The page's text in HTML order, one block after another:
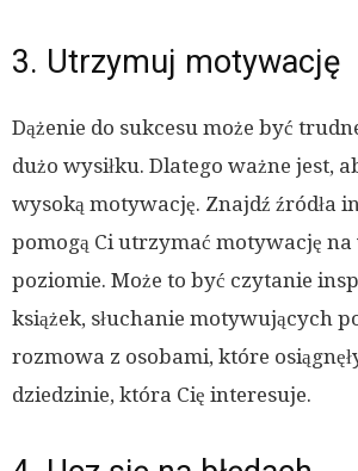
3. Utrzymuj motywację
Dążenie do sukcesu może być
dużo wysiłku. Dlatego ważne jest,
wysoką motywację. Znajdź źródła
pomogą Ci utrzymać motywację
poziomie. Może to być czytanie
książek, słuchanie motywujących
rozmowa z osobami, które
dziedzinie, która Cię interesuje.